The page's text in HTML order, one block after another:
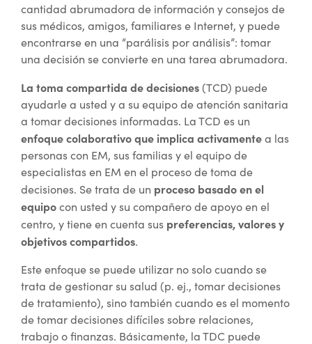
cantidad abrumadora de información y consejos de
sus médicos, amigos, familiares e Internet, y puede
encontrarse en una “parálisis por análisis”: tomar
una decisión se convierte en una tarea abrumadora.
La toma compartida de decisiones(TCD) puede
ayudarle a usted y a su equipo de atención sanitaria
a tomar decisiones informadas. La TCD es un
enfoque colaborativo que implica activamentea las
personas con EM, sus familias y el equipo de
especialistas en EM en el proceso de toma de
decisiones. Se trata de un proceso basado en el
equipocon usted y su compañero de apoyo en el
centro, y tiene en cuenta sus preferencias, valores y
objetivos compartidos.
Este enfoque se puede utilizar no solo cuando se
trata de gestionar su salud (p. ej., tomar decisiones
de tratamiento), sino también cuando es el momento
de tomar decisiones difíciles sobre relaciones,
trabajo o finanzas. Básicamente, la TDC puede